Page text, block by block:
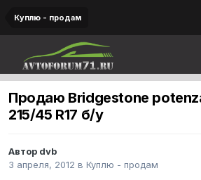
Куплю - продам
Продаю Bridgestone
215/45 R17 б/у
Автор dvb
3 апреля, 2012 в Куплю - продам